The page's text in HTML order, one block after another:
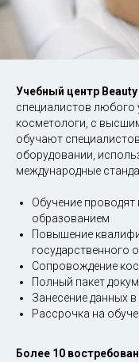
Учебный центр
специалистов любого
косметологи, с
обучают
оборудовании,
международные
Обучение
образованием
Повышение
государственного
Сопровождение
Полный пакет
Занесение данных
Рассрочка на
Более 10